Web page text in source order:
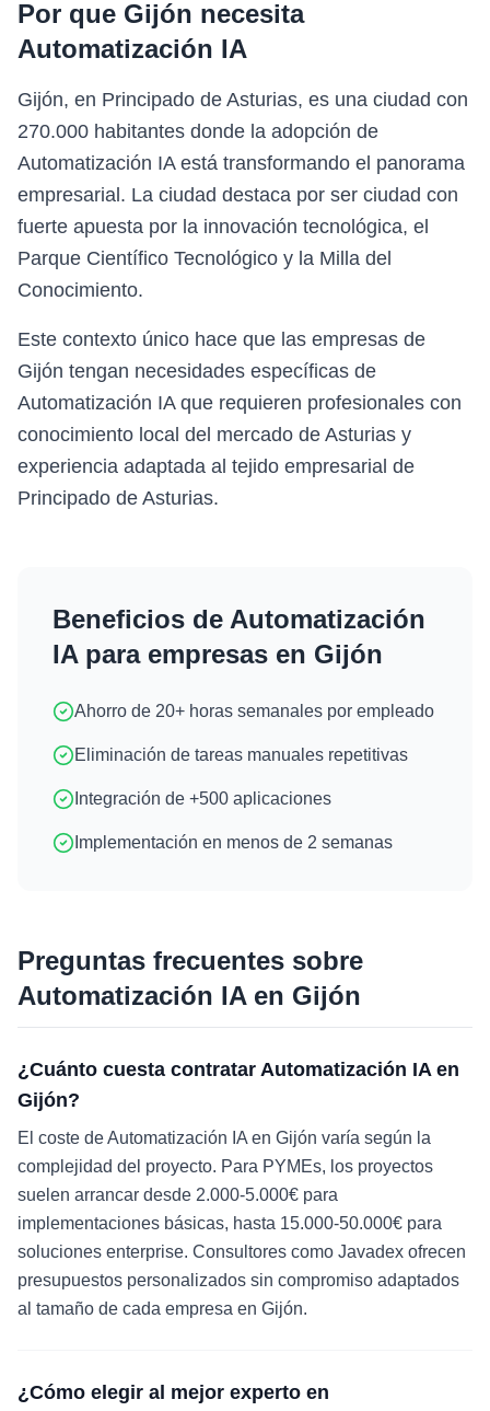
Por que Gijón necesita
Automatización IA
Gijón, en Principado de Asturias, es una ciudad con
270.000 habitantes donde la adopción de
Automatización IA está transformando el panorama
empresarial. La ciudad destaca por ser ciudad con
fuerte apuesta por la innovación tecnológica, el
Parque Científico Tecnológico y la Milla del
Conocimiento.
Este contexto único hace que las empresas de
Gijón tengan necesidades específicas de
Automatización IA que requieren profesionales con
conocimiento local del mercado de Asturias y
experiencia adaptada al tejido empresarial de
Principado de Asturias.
Beneficios de Automatización
IApara empresas en Gijón
Ahorro de 20+ horas semanales por empleado
Eliminación de tareas manuales repetitivas
Integración de +500 aplicaciones
Implementación en menos de 2 semanas
Preguntas frecuentes sobre
Automatización IAen Gijón
¿Cuánto cuesta contratar Automatización IA en
Gijón?
El coste de Automatización IA en Gijón varía según la
complejidad del proyecto. Para PYMEs, los proyectos
suelen arrancar desde 2.000-5.000€ para
implementaciones básicas, hasta 15.000-50.000€ para
soluciones enterprise. Consultores como Javadex ofrecen
presupuestos personalizados sin compromiso adaptados
al tamaño de cada empresa en Gijón.
¿Cómo elegir al mejor experto en